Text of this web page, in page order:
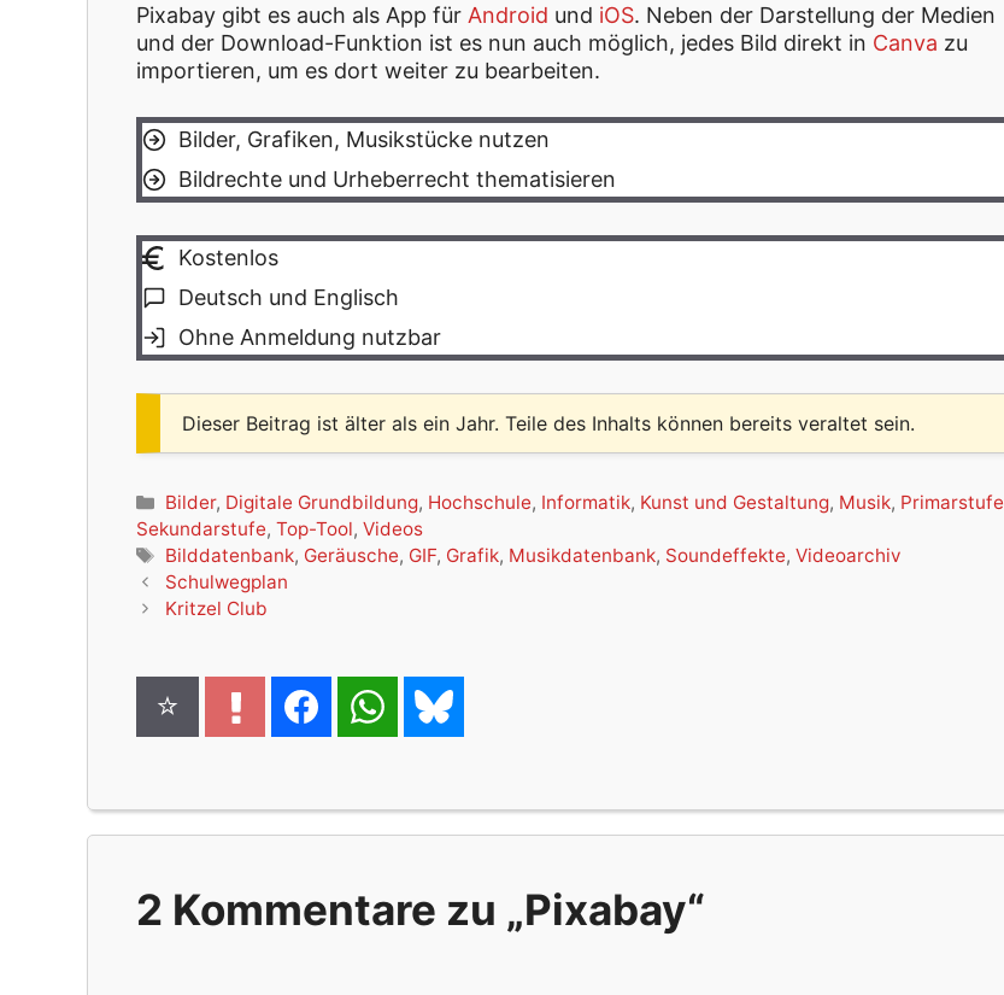
Pixabay gibt es auch als App für Android und iOS. Neben der Darstellung der Medien
und der Download-Funktion ist es nun auch möglich, jedes Bild direkt in Canva zu
importieren, um es dort weiter zu bearbeiten.
Bilder, Grafiken, Musikstücke nutzen
Bildrechte und Urheberrecht thematisieren
Kostenlos
Deutsch und Englisch
Ohne Anmeldung nutzbar
Dieser Beitrag ist älter als ein Jahr. Teile des Inhalts können bereits veraltet sein.
Kategorien
Bilder, Digitale Grundbildung, Hochschule, Informatik, Kunst und Gestaltung, Musik, Primarstufe
Sekundarstufe, Top-Tool, Videos
Schlagwörter
Bilddatenbank, Geräusche, GIF, Grafik, Musikdatenbank, Soundeffekte,Videoarchiv
Schulwegplan
Kritzel Club
2 Kommentare zu „Pixabay“